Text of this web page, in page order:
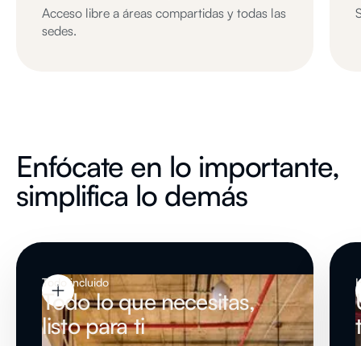
Acceso libre a áreas compartidas y todas las
sedes.
Enfócate en lo importante,
simplifica lo demás
Todo incluido
Todo lo que necesitas,
listo para ti